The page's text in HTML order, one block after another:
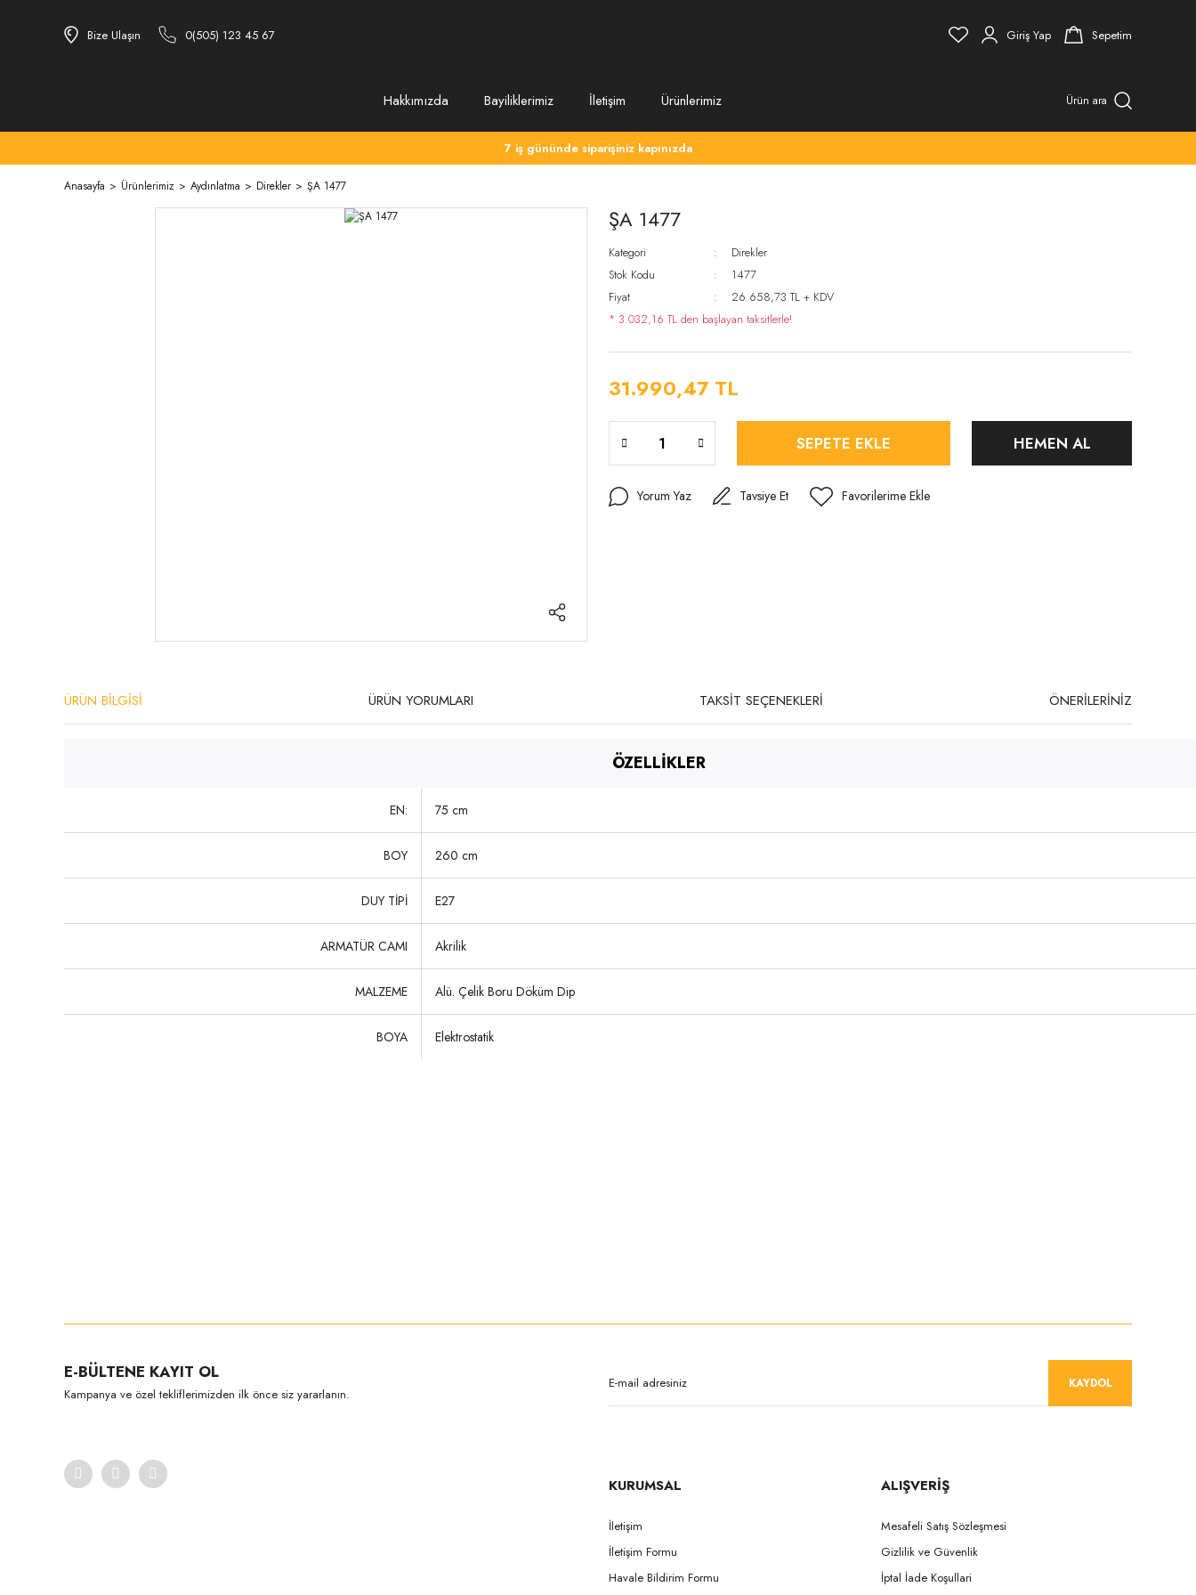
Bize Ulaşın 0(505) 123 45 67 Giriş Yap Sepetim
Hakkımızda Bayiliklerimiz İletişim Ürünlerimiz Ürün ara
7 iş gününde siparişiniz kapınızda
Anasayfa Ürünlerimiz Aydınlatma Direkler ŞA 1477
ŞA 1477
Kategori
Direkler
Stok Kodu
1477
Fiyat
26.658,73 TL + KDV
* 3.032,16 TL den başlayan taksitlerle!
31.990,47 TL
SEPETE EKLE HEMEN AL
Yorum Yaz Tavsiye Et
ÜRÜN BİLGİSİ ÜRÜN YORUMLARI TAKSİT SEÇENEKLERİ ÖNERİLERİNİZ
ÖZELLİKLER
EN: 75 cm
BOY 260 cm
DUY TİPİ E27
ARMATÜR CAMI Akrilik
MALZEME Alü. Çelik Boru Döküm Dip
BOYA Elektrostatik
Ürün açıklamasında eksik bilgiler bulunuyor.
Ürün bilgilerinde hatalar bulunuyor.
E-BÜLTENE KAYIT OL
Kampanya ve özel tekliflerimizden ilk önce siz yararlanın.
KAYDOL
KURUMSAL
İletişim
İletişim Formu
Havale Bildirim Formu
ALIŞVERİŞ
Mesafeli Satış Sözleşmesi
Gizlilik ve Güvenlik
İptal İade Koşullari